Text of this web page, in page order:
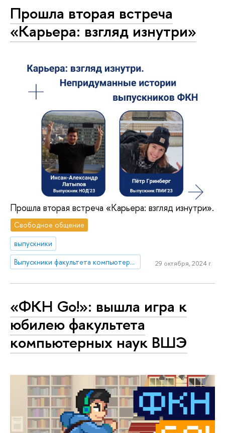
Прошла вторая встреча
«Карьера: взгляд изнутри»
Прошла вторая встреча «Карьера: взгляд изнутри».
Свободное общение
выпускники
Выпускники факультета компьютерных наук
29 октября, 2024 г.
«ФКН Go!»: вышла игра к
юбилею факультета
компьютерных наук ВШЭ